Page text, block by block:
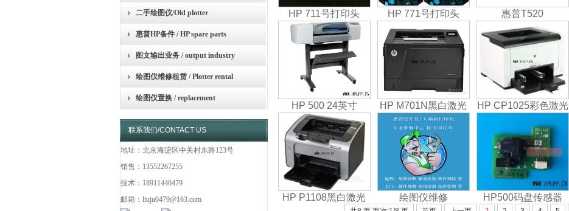
二手绘图仪/Old plotter
惠普HP备件 / HP spare parts
图文输出业务 / output industry
绘图仪维修租赁 / Plotter rental
绘图仪置换 / replacement
联系我们/CONTACT US
地址：北京海淀区中关村东路123号
销售：13552267255
技术：18911440479
邮箱：liuju0479@163.com
HP 711号打印头 HP 771号打印头 惠普T520
HP 500 24英寸 HP M701N黑白激光 HP CP1025彩色激光
HP P1108黑白激光 绘图仪维修 HP500码盘传感器